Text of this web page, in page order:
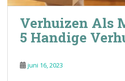
Verhuizen Als
5 Handige
juni 16, 2023